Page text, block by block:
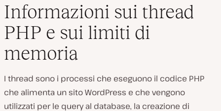
Informazioni sui thread
PHP e sui limiti di
memoria
I thread sono i processi che eseguono il codice PHP
che alimenta un sito WordPress e che vengono
utilizzati per le query al database, la creazione di